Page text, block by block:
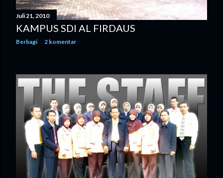
Juli 21, 2010
KAMPUS SDI AL FIRDAUS
Berbagi 2 komentar